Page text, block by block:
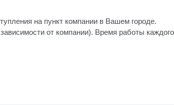
на пункт компании в Вашем городе.
от компании). Время работы